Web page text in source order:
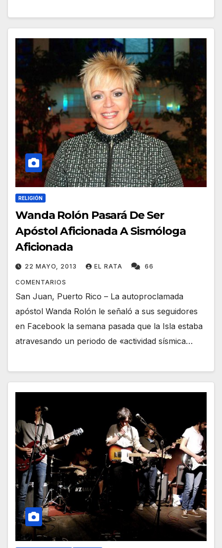
RELIGIÓN
Wanda Rolón Pasará De Ser
Apóstol Aficionada A Sismóloga
Aficionada
22 MAYO, 2013 EL RATA 66
COMENTARIOS
San Juan, Puerto Rico – La autoproclamada
apóstol Wanda Rolón le señaló a sus seguidores
en Facebook la semana pasada que la Isla estaba
atravesando un periodo de «actividad sísmica…